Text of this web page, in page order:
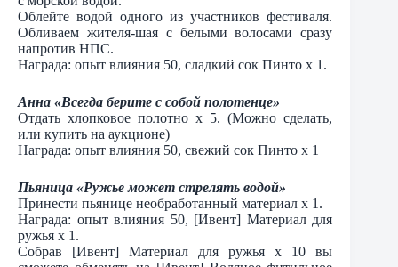
Облейте водой одного из участников фестиваля.
Обливаем жителя-шая с белыми волосами сразу
напротив НПС.
Награда: опыт влияния 50, сладкий сок Пинто х 1.
Анна «Всегда берите с собой полотенце»
Отдать хлопковое полотно х 5. (Можно сделать,
или купить на аукционе)
Награда: опыт влияния 50, свежий сок Пинто х 1
Пьяница «Ружье может стрелять водой»
Принести пьянице необработанный материал х 1.
Награда: опыт влияния 50, [Ивент] Материал для
ружья х 1.
Собрав [Ивент] Материал для ружья х 10 вы